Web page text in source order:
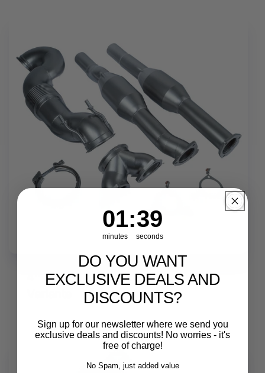
4'' Downpipes mit gewählter Kat
Countdown ends in:
1
01
minutes
: 38
38
seconds
DO YOU WANT
EXCLUSIVE DEALS AND
DISCOUNTS?
Sign up for our newsletter where we send you
exclusive deals and discounts! No worries - it's
free of charge!
No Spam, just added value